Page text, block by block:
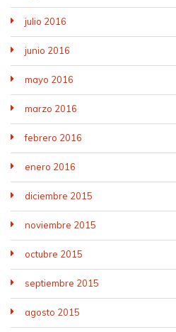
julio 2016
junio 2016
mayo 2016
marzo 2016
febrero 2016
enero 2016
diciembre 2015
noviembre 2015
octubre 2015
septiembre 2015
agosto 2015